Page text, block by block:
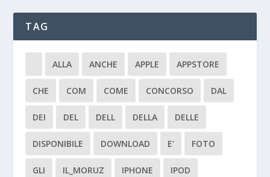
TAG
ALLA ANCHE APPLE APPSTORE
CHE COM COME CONCORSO DAL
DEI DEL DELL DELLA DELLE
DISPONIBILE DOWNLOAD E' FOTO
GLI IL_MORUZ IPHONE IPOD